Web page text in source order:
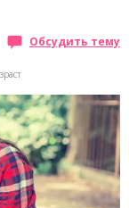
Обсудить тему